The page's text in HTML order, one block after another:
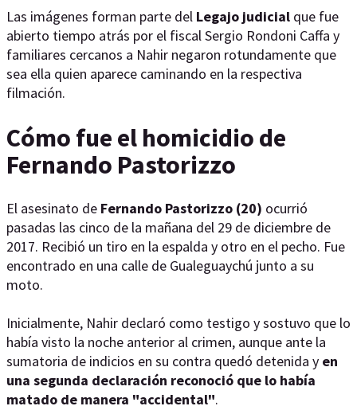
Las imágenes forman parte del Legajo judicial que fue
abierto tiempo atrás por el fiscal Sergio Rondoni Caffa y
familiares cercanos a Nahir negaron rotundamente que
sea ella quien aparece caminando en la respectiva
filmación.
Cómo fue el homicidio de
Fernando Pastorizzo
El asesinato de Fernando Pastorizzo (20) ocurrió
pasadas las cinco de la mañana del 29 de diciembre de
2017. Recibió un tiro en la espalda y otro en el pecho. Fue
encontrado en una calle de Gualeguaychú junto a su
moto.
Inicialmente, Nahir declaró como testigo y sostuvo que lo
había visto la noche anterior al crimen, aunque ante la
sumatoria de indicios en su contra quedó detenida y en
una segunda declaración reconoció que lo había
matado de manera "accidental".